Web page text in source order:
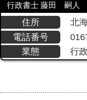
行政書士 藤田 嗣人
住所
北
電話番号
業態
行